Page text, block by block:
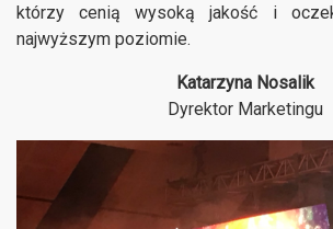
którzy cenią wysoką jakość i
najwyższym poziomie.
Katarzyna Nosalik
Dyrektor Marketingu